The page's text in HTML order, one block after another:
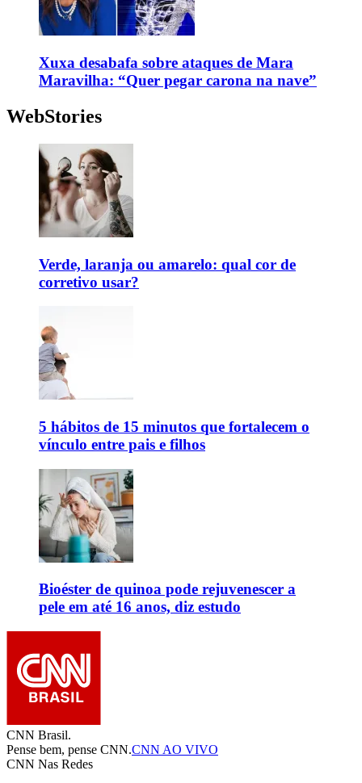
Xuxa desabafa sobre ataques de Mara
Maravilha: “Quer pegar carona na nave”
WebStories
Verde, laranja ou amarelo: qual cor de
corretivo usar?
5 hábitos de 15 minutos que fortalecem o
vínculo entre pais e filhos
Bioéster de quinoa pode rejuvenescer a
pele em até 16 anos, diz estudo
CNN Brasil.
Pense bem, pense CNN.CNN AO VIVO
CNN Nas Redes